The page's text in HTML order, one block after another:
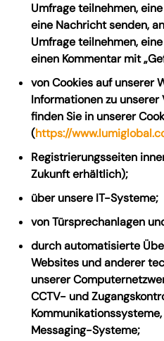
Umfrage teilnehmen,
eine Nachricht senden,
Umfrage teilnehmen,
einen Kommentar mit
von Cookies auf unserer
Informationen zu unserer
finden Sie in unserer
(https://
Registrierungsseiten
Zukunft erhältlich);
über unsere IT-Systeme;
von Türsprechanlagen
durch automatisierte
Websites und anderer
unserer
CCTV- und
Messaging-Systeme;